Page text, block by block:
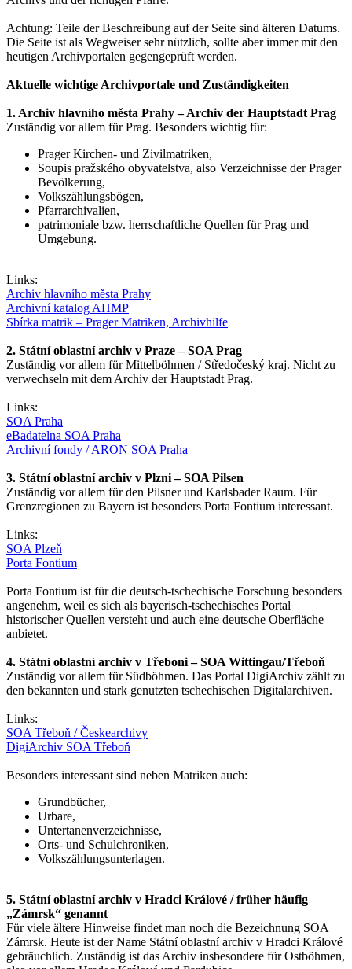
Achtung: Teile der Beschreibung auf der Seite sind älteren Datums.
Die Seite ist als Wegweiser sehr nützlich, sollte aber immer mit den
heutigen Archivportalen gegengeprüft werden.
Aktuelle wichtige Archivportale und Zuständigkeiten
1. Archiv hlavního města Prahy – Archiv der Hauptstadt Prag
Zuständig vor allem für Prag. Besonders wichtig für:
Prager Kirchen- und Zivilmatriken,
Soupis pražského obyvatelstva, also Verzeichnisse der Prager
Bevölkerung,
Volkszählungsbögen,
Pfarrarchivalien,
patrimoniale bzw. herrschaftliche Quellen für Prag und
Umgebung.
Links:
Archiv hlavního města Prahy
Archivní katalog AHMP
Sbírka matrik – Prager Matriken, Archivhilfe
2. Státní oblastní archiv v Praze – SOA Prag
Zuständig vor allem für Mittelböhmen / Středočeský kraj. Nicht zu
verwechseln mit dem Archiv der Hauptstadt Prag.
Links:
SOA Praha
eBadatelna SOA Praha
Archivní fondy / ARON SOA Praha
3. Státní oblastní archiv v Plzni – SOA Pilsen
Zuständig vor allem für den Pilsner und Karlsbader Raum. Für
Grenzregionen zu Bayern ist besonders Porta Fontium interessant.
Links:
SOA Plzeň
Porta Fontium
Porta Fontium ist für die deutsch-tschechische Forschung besonders
angenehm, weil es sich als bayerisch-tschechisches Portal
historischer Quellen versteht und auch eine deutsche Oberfläche
anbietet.
4. Státní oblastní archiv v Třeboni – SOA Wittingau/Třeboň
Zuständig vor allem für Südböhmen. Das Portal DigiArchiv zählt zu
den bekannten und stark genutzten tschechischen Digitalarchiven.
Links:
SOA Třeboň / Českearchivy
DigiArchiv SOA Třeboň
Besonders interessant sind neben Matriken auch:
Grundbücher,
Urbare,
Untertanenverzeichnisse,
Orts- und Schulchroniken,
Volkszählungsunterlagen.
5. Státní oblastní archiv v Hradci Králové / früher häufig
„Zámrsk“ genannt
Für viele ältere Hinweise findet man noch die Bezeichnung SOA
Zámrsk. Heute ist der Name Státní oblastní archiv v Hradci Králové
gebräuchlich. Zuständig ist das Archiv insbesondere für Ostböhmen,